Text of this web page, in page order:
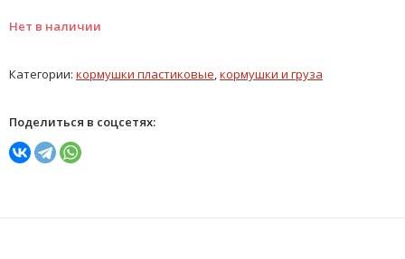
Нет в наличии
Категории: кормушки пластиковые кормушки и груза
Поделиться в соцсетях: